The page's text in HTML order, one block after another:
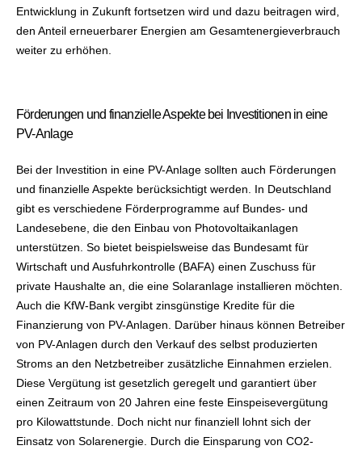
Entwicklung in Zukunft fortsetzen wird und dazu beitragen wird,
den Anteil erneuerbarer Energien am Gesamtenergieverbrauch
weiter zu erhöhen.
Förderungen und finanzielle Aspekte bei Investitionen in eine
PV-Anlage
Bei der Investition in eine PV-Anlage sollten auch Förderungen
und finanzielle Aspekte berücksichtigt werden. In Deutschland
gibt es verschiedene Förderprogramme auf Bundes- und
Landesebene, die den Einbau von Photovoltaikanlagen
unterstützen. So bietet beispielsweise das Bundesamt für
Wirtschaft und Ausfuhrkontrolle (BAFA) einen Zuschuss für
private Haushalte an, die eine Solaranlage installieren möchten.
Auch die KfW-Bank vergibt zinsgünstige Kredite für die
Finanzierung von PV-Anlagen. Darüber hinaus können Betreiber
von PV-Anlagen durch den Verkauf des selbst produzierten
Stroms an den Netzbetreiber zusätzliche Einnahmen erzielen.
Diese Vergütung ist gesetzlich geregelt und garantiert über
einen Zeitraum von 20 Jahren eine feste Einspeisevergütung
pro Kilowattstunde. Doch nicht nur finanziell lohnt sich der
Einsatz von Solarenergie. Durch die Einsparung von CO2-